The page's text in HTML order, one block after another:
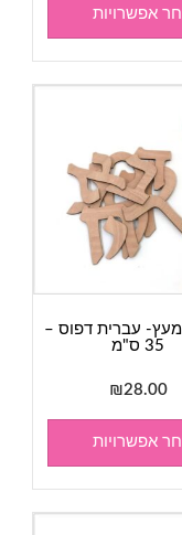
אפשרויות
מעץ- עברית דפוס –
35 ס"מ
₪28.00
אפשרויות